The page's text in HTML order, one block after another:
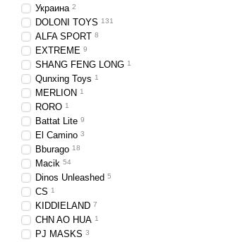
Украина 2
DOLONI TOYS 131
ALFA SPORT 8
EXTREME 9
SHANG FENG LONG 1
Qunxing Toys 1
MERLION 1
RORO 1
Battat Lite 9
El Camino 3
Bburago 18
Macik 54
Dinos Unleashed 5
CS 1
KIDDIELAND 7
CHN AO HUA 1
PJ MASKS 3